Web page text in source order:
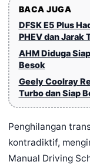
BACA JUGA
DFSK E5 Plus
PHEV dan Jarak
AHM Diduga
Besok
Geely Coolray
Turbo dan Siap
Penghilangan
kontradiktif,
Manual Driving